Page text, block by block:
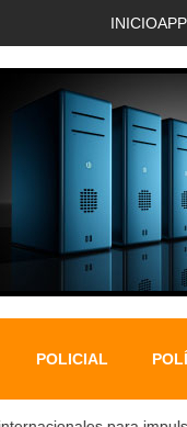
INICIO
POLICIAL